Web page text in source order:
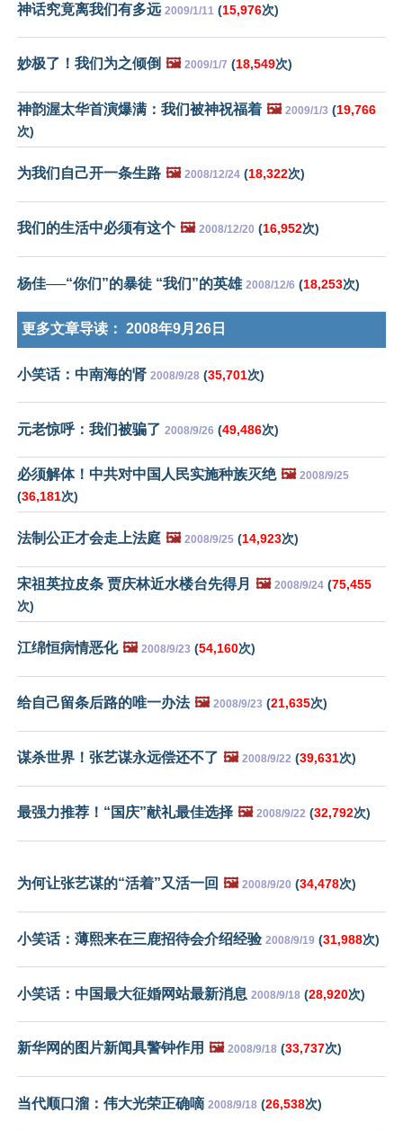
神话究竟离我们有多远 2009/1/11 (15,976次)
妙极了！我们为之倾倒 🖼️ 2009/1/7 (18,549次)
神韵渥太华首演爆满：我们被神祝福着 🖼️ 2009/1/3 (19,766
次)
为我们自己开一条生路 🖼️ 2008/12/24 (18,322次)
我们的生活中必须有这个 🖼️ 2008/12/20 (16,952次)
杨佳──“你们”的暴徒 “我们”的英雄 2008/12/6 (18,253次)
更多文章导读： 2008年9月26日
小笑话：中南海的肾 2008/9/28 (35,701次)
元老惊呼：我们被骗了 2008/9/26 (49,486次)
必须解体！中共对中国人民实施种族灭绝 🖼️ 2008/9/25
(36,181次)
法制公正才会走上法庭 🖼️ 2008/9/25 (14,923次)
宋祖英拉皮条 贾庆林近水楼台先得月 🖼️ 2008/9/24 (75,455
次)
江绵恒病情恶化 🖼️ 2008/9/23 (54,160次)
给自己留条后路的唯一办法 🖼️ 2008/9/23 (21,635次)
谋杀世界！张艺谋永远偿还不了 🖼️ 2008/9/22 (39,631次)
最强力推荐！“国庆”献礼最佳选择 🖼️ 2008/9/22 (32,792次)
为何让张艺谋的“活着”又活一回 🖼️ 2008/9/20 (34,478次)
小笑话：薄熙来在三鹿招待会介绍经验 2008/9/19 (31,988次)
小笑话：中国最大征婚网站最新消息 2008/9/18 (28,920次)
新华网的图片新闻具警钟作用 🖼️ 2008/9/18 (33,737次)
当代顺口溜：伟大光荣正确嘀 2008/9/18 (26,538次)